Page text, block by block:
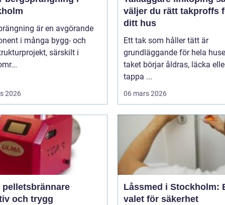
är en avgörande
i många bygg- och
särskilt i
2026
väljer du rätt takproffs
ditt hus
Ett tak som håller tätt är
grundläggande för hela
taket börjar åldras, läcka
tappa ...
06 mars 2026
pelletsbrännare
och trygg
Låssmed i Stockholm:
valet för säkerhet